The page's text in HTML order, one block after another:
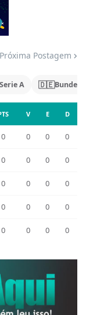
Próxima Postagem
Serie A 🇩🇪
V E D
0 0 0 0
0 0 0 0
0 0 0 0
0 0 0 0
0 0 0 0